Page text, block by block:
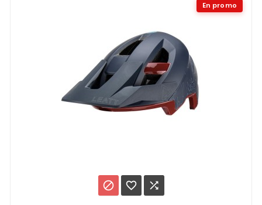
En promo
  